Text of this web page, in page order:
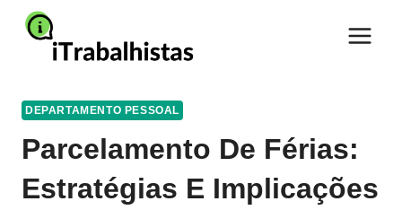
Pular
para
DEPARTAMENTO PESSOAL
Parcelamento De Férias:
Estratégias E Implicações